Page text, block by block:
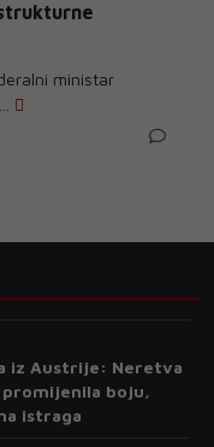
ministar
iz Austrije: Neretva
boju,
istraga